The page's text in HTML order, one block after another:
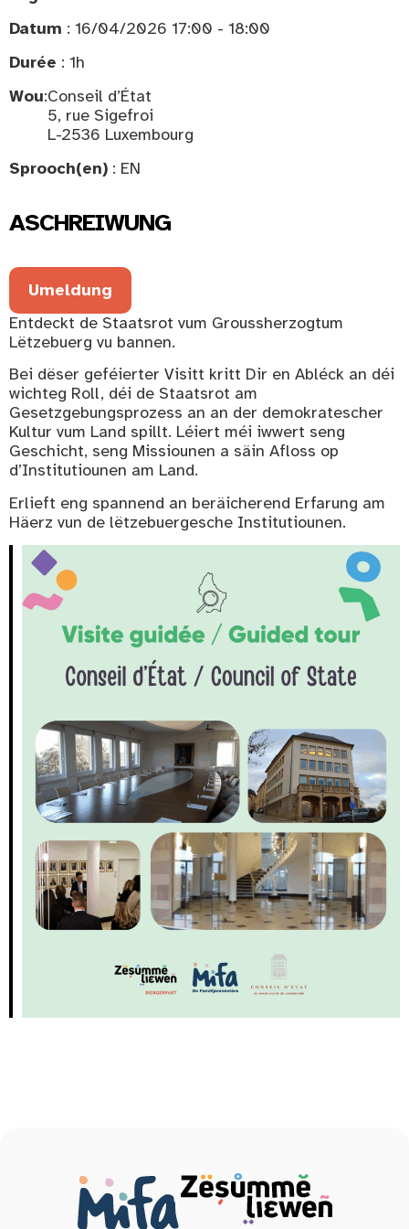
Datum : 16/04/2026 17:00 - 18:00
Durée : 1h
Wou:Conseil d’État
5, rue Sigefroi
L-2536 Luxembourg
Sprooch(en) : EN
ASCHREIWUNG
Umeldung
Entdeckt de Staatsrot vum Groussherzogtum
Lëtzebuerg vu bannen.
Bei dëser geféierter Visitt kritt Dir en Abléck an déi
wichteg Roll, déi de Staatsrot am
Gesetzgebungsprozess an an der demokratescher
Kultur vum Land spillt. Léiert méi iwwert seng
Geschicht, seng Missiounen a säin Afloss op
d’Institutiounen am Land.
Erlieft eng spannend an beräicherend Erfarung am
Häerz vun de lëtzebuergesche Institutiounen.